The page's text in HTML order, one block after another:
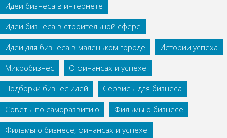
Идеи бизнеса в интернете
Идеи бизнеса в строительной сфере
Идеи для бизнеса в маленьком городе
Истории успеха
Микробизнес
О финансах и успехе
Подборки бизнес идей
Сервисы для бизнеса
Советы по саморазвитию
Фильмы о бизнесе
Фильмы о бизнесе, финансах и успехе